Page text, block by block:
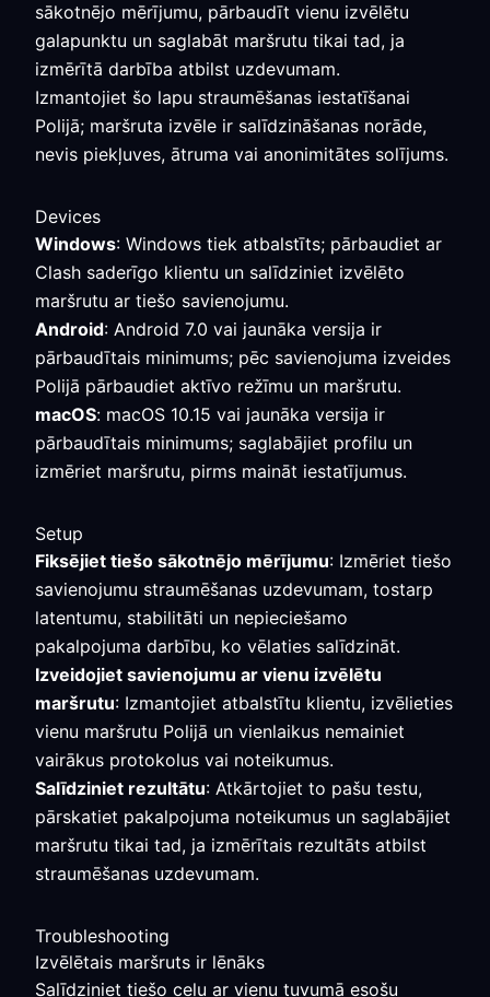
sākotnējo mērījumu, pārbaudīt vienu izvēlētu
galapunktu un saglabāt maršrutu tikai tad, ja
izmērītā darbība atbilst uzdevumam.
Izmantojiet šo lapu straumēšanas iestatīšanai
Polijā; maršruta izvēle ir salīdzināšanas norāde,
nevis piekļuves, ātruma vai anonimitātes solījums.
Devices
Windows: Windows tiek atbalstīts; pārbaudiet ar
Clash saderīgo klientu un salīdziniet izvēlēto
maršrutu ar tiešo savienojumu.
Android: Android 7.0 vai jaunāka versija ir
pārbaudītais minimums; pēc savienojuma izveides
Polijā pārbaudiet aktīvo režīmu un maršrutu.
macOS: macOS 10.15 vai jaunāka versija ir
pārbaudītais minimums; saglabājiet profilu un
izmēriet maršrutu, pirms maināt iestatījumus.
Setup
Fiksējiet tiešo sākotnējo mērījumu: Izmēriet tiešo
savienojumu straumēšanas uzdevumam, tostarp
latentumu, stabilitāti un nepieciešamo
pakalpojuma darbību, ko vēlaties salīdzināt.
Izveidojiet savienojumu ar vienu izvēlētu
maršrutu: Izmantojiet atbalstītu klientu, izvēlieties
vienu maršrutu Polijā un vienlaikus nemainiet
vairākus protokolus vai noteikumus.
Salīdziniet rezultātu: Atkārtojiet to pašu testu,
pārskatiet pakalpojuma noteikumus un saglabājiet
maršrutu tikai tad, ja izmērītais rezultāts atbilst
straumēšanas uzdevumam.
Troubleshooting
Izvēlētais maršruts ir lēnāks
Salīdziniet tiešo ceļu ar vienu tuvumā esošu